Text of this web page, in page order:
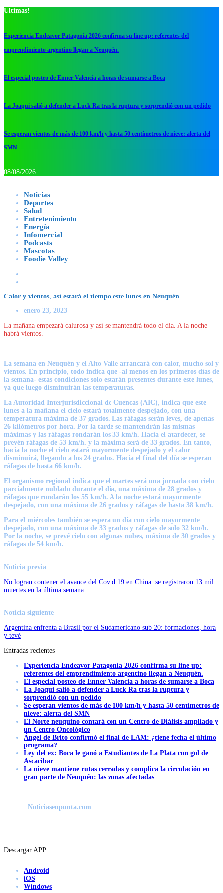
Ultimas!
Experiencia Endeavor Patagonia 2026 confirma su line up: referentes del
emprendimiento argentino llegan a Neuquén.
El especial posteo de Enner Valencia a horas de sumarse a Boca
La Joaqui salió a defender a Luck Ra tras la ruptura y sorprendió con un pedido
Se esperan vientos de más de 100 km/h y hasta 50 centímetros de nieve: alerta del
SMN
08/08/2026
Noticias
Deportes
Salud
Entretenimiento
Energía
Infomercial
Podcasts
Mascotas
Foodie Valley
Calor y vientos, así estará el tiempo este lunes en Neuquén
enero 23, 2023
La mañana empezará calurosa y así se mantendrá todo el día. A la noche
habrá vientos.
La semana en Neuquén y el Alto Valle arrancará con calor, mucho sol y
vientos. En principio, todo indica que -al menos en los primeros días de
la semana- estas condiciones solo estarán presentes durante este lunes,
ya que luego disminuirán las temperaturas.
La Autoridad Interjurisdiccional de Cuencas (AIC), indica que este
lunes a la mañana el cielo estará totalmente despejado, con una
temperatura máxima de 37 grados. Las ráfagas serán leves, de apenas
26 kilómetros por hora. Por la tarde se mantendrán las mismas
máximas y las ráfagas rondarán los 33 km/h. Hacia el atardecer, se
prevén ráfagas de 53 km/h. y la máxima será de 33 grados. En tanto,
hacia la noche el cielo estará mayormente despejado y el calor
disminuirá, llegando a los 24 grados. Hacia el final del día se esperan
ráfagas de hasta 66 km/h.
El organismo regional indica que el martes será una jornada con cielo
parcialmente nublado durante el día, una máxima de 28 grados y
ráfagas que rondarán los 55 km/h. A la noche estará mayormente
despejado, con una máxima de 26 grados y ráfagas de hasta 38 km/h.
Para el miércoles también se espera un día con cielo mayormente
despejado, con una máxima de 33 grados y ráfagas de solo 32 km/h.
Por la noche, se prevé cielo con algunas nubes, máxima de 30 grados y
ráfagas de 54 km/h.
Noticia previa
No logran contener el avance del Covid 19 en China: se registraron 13 mil
muertes en la última semana
Noticia siguiente
Argentina enfrenta a Brasil por el Sudamericano sub 20: formaciones, hora
y tevé
Entradas recientes
Experiencia Endeavor Patagonia 2026 confirma su line up:
referentes del emprendimiento argentino llegan a Neuquén.
El especial posteo de Enner Valencia a horas de sumarse a Boca
La Joaqui salió a defender a Luck Ra tras la ruptura y
sorprendió con un pedido
Se esperan vientos de más de 100 km/h y hasta 50 centímetros de
nieve: alerta del SMN
El Norte neuquino contará con un Centro de Diálisis ampliado y
un Centro Oncológico
Ángel de Brito confirmó el final de LAM: ¿tiene fecha el último
programa?
Ley del ex: Boca le ganó a Estudiantes de La Plata con gol de
Ascacibar
La nieve mantiene rutas cerradas y complica la circulación en
gran parte de Neuquén: las zonas afectadas
Noticiasenpunta.com
Descargar APP
Android
iOS
Windows